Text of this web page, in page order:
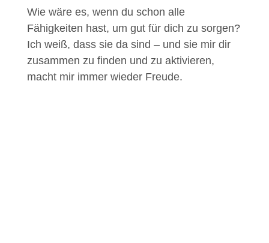
Wie wäre es, wenn du schon alle
Fähigkeiten hast, um gut für dich zu sorgen?
Ich weiß, dass sie da sind – und sie mir dir
zusammen zu finden und zu aktivieren,
macht mir immer wieder Freude.